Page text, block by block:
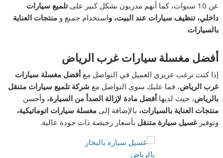
عن 10 سنوات، كما أنهم مدربون بشكل كبير على
تلميع سيارات
داخلي، تنظيف سيارات عند البيت، واستخدام جميع ومنتجات العناية
بالسيارات.
أفضل مغسلة سيارات غرب الرياض
إذا كنت ترغب عزيزي العميل في التواصل معأفضل مغسلة سيارات
غرب الرياض، فما عليك سوى التواصل مع شركة تلميع سيارات متنقل
بالرياض، حيث لديهاأفضل مادة لإزالة الصدأ من السيارة، وأحسن
منتجات العناية بالسيارات، بالإضافة إلىمغسلة سيارات اتوماتيكية،
وتوفيرغسيل سيارة متنقل بأسعار رخيصة ذات جودة عالية.